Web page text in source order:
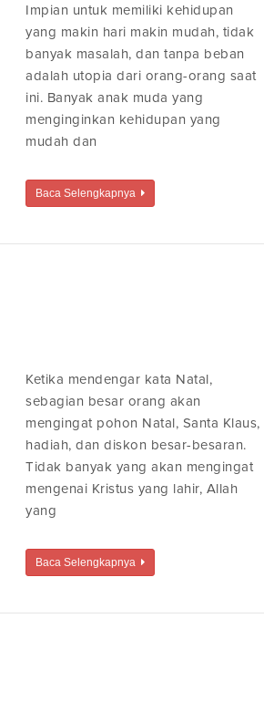
Impian untuk memiliki kehidupan
yang makin hari makin mudah, tidak
banyak masalah, dan tanpa beban
adalah utopia dari orang-orang saat
ini. Banyak anak muda yang
menginginkan kehidupan yang
mudah dan
Baca Selengkapnya
Ketika mendengar kata Natal,
sebagian besar orang akan
mengingat pohon Natal, Santa Klaus,
hadiah, dan diskon besar-besaran.
Tidak banyak yang akan mengingat
mengenai Kristus yang lahir, Allah
yang
Baca Selengkapnya